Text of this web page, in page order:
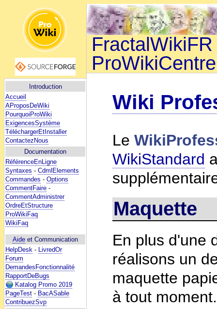
Introduction
Accueil
AProposDeWiki
PourquoiProWiki
ExigencesSystème
TéléchargerEtInstaller
ContactezNous
Documentation
RéférenceEnLigne
Syntaxes - CdmlElements
Commandes - Options
CommentFaire -
CommentAdministrer
OrdreEtStructure
ProWikiFaq
WikiFaq
Aide et Communication
HelpDesk - LivredOr
Forum
DemandesFonctionnalité
RapportDeBugs
Katalog Promo 2019
PageTest - BacASable
ContribuezSvp
FractalWikiFR
ProWikiCentre
Wiki
Le
WikiStandard
Maquette
En plus d'une
réalisons un
maquette
à tout moment.